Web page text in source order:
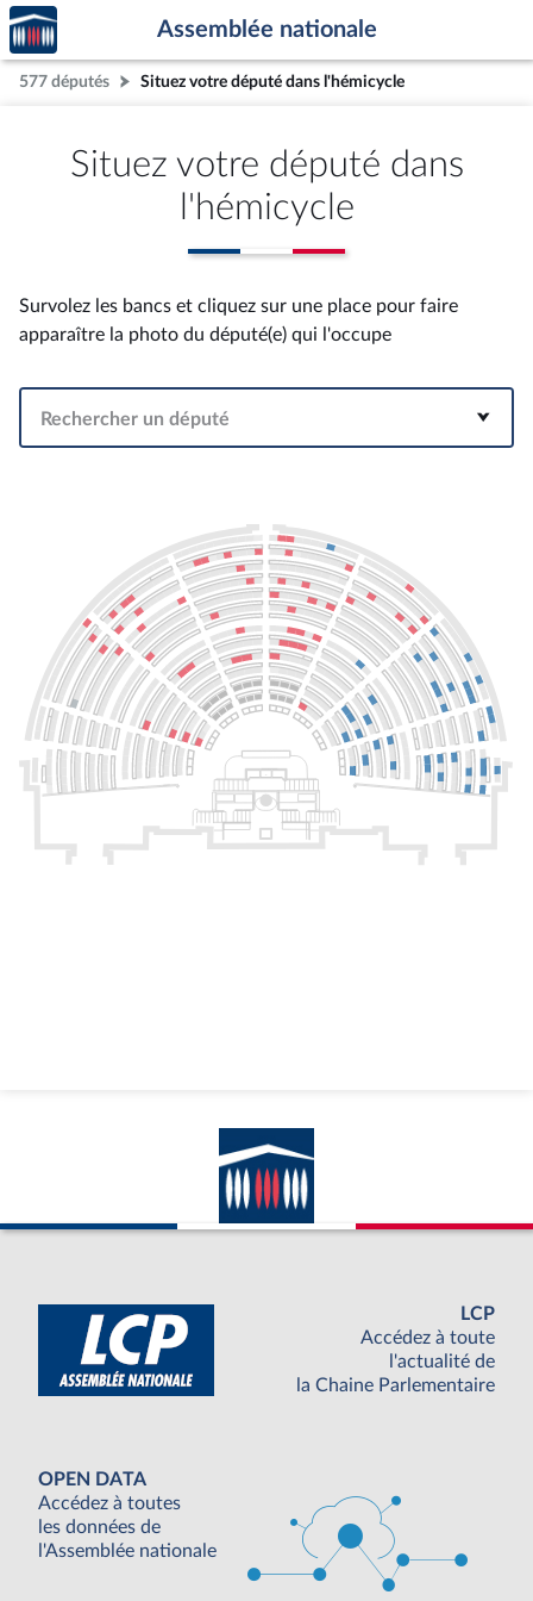
Aller au contenu
Aller en bas de la page
Accèder
à la
page
d'accueil
Assemblée nationale
577 députés Situez votre député dans l'hémicycle
Situez votre député dans
l'hémicycle
Survolez les bancs et cliquez sur une place pour faire
apparaître la photo du député(e) qui l'occupe
Rechercher un député
LCP
Accédez à toute
l'actualité de
la Chaine Parlementaire
OPEN DATA
Accédez à toutes
les données de
l'Assemblée nationale